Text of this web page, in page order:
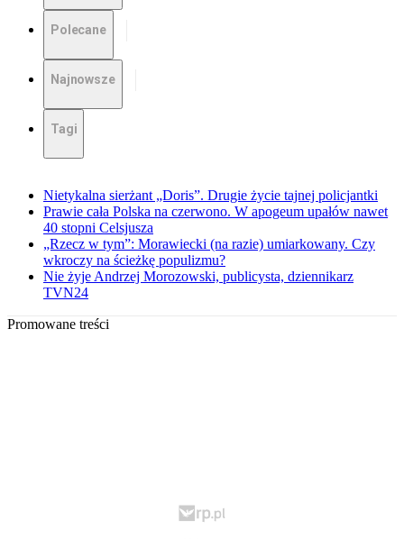
Polecane
Najnowsze
Tagi
Nietykalna sierżant „Doris”. Drugie życie tajnej policjantki
Prawie cała Polska na czerwono. W apogeum upałów nawet
40 stopni Celsjusza
„Rzecz w tym”: Morawiecki (na razie) umiarkowany. Czy
wkroczy na ścieżkę populizmu?
Nie żyje Andrzej Morozowski, publicysta, dziennikarz
TVN24
Promowane treści